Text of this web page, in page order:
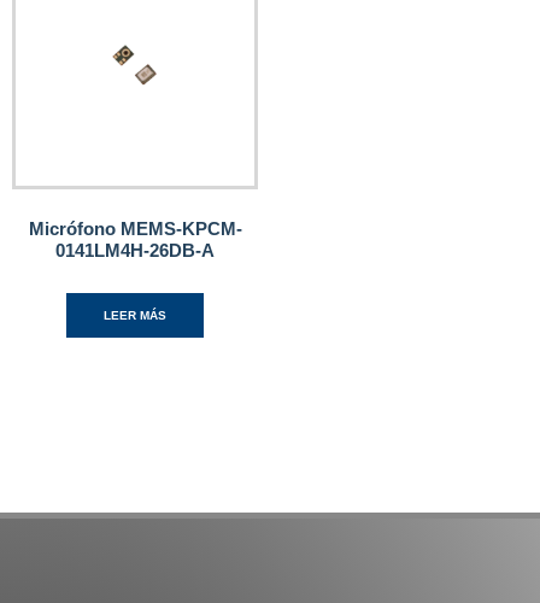
Micrófono MEMS-KPCM-
0141LM4H-26DB-A
LEER MÁS